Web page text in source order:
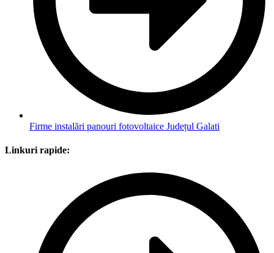
Firme instalări panouri fotovoltaice Județul Galati
Linkuri rapide: